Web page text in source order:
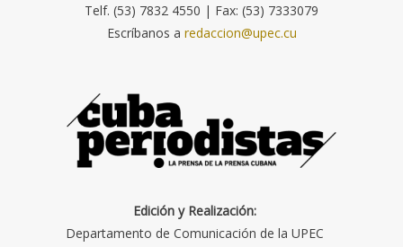
Telf. (53) 7832 4550 | Fax: (53) 7333079
Escríbanos a redaccion@upec.cu
Edición y Realización:
Departamento de Comunicación de la UPEC